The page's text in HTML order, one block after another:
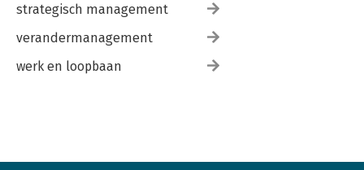
strategisch management
verandermanagement
werk en loopbaan